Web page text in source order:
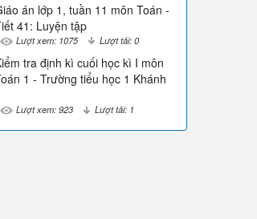
án lớp 1, tuần 11 môn Toán -
41: Luyện tập
Lượt xem: 1075 Lượt tải: 0
tra định kì cuối học kì I môn
1 - Trường tiểu học 1 Khánh
Lượt xem: 923 Lượt tải: 1